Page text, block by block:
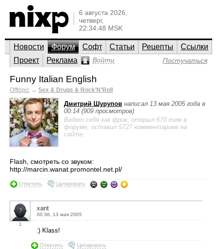
6 августа 2026,
четверг,
22:34:48 MSK
Новости Форум Софт Статьи Рецепты
Ссылки
Проект
Реклама Войти Постучаться
Funny Italian English
Offtopic → Sex & Drugs & Rock’N'Roll
Дмитрий Шурупов написал 13 мая 2005 года в
00:14 (909 просмотров)
Ведет себя как фрик; открыл 670 тем в
форуме, оставил 5727 комментариев на
сайте.
Flash, смотреть со звуком:
http://marcin.wanat.promontel.net.pl/
Ответить Цитировать
1
xant
00:36, 13 мая 2005
:) Klass!
Ответить Цитировать